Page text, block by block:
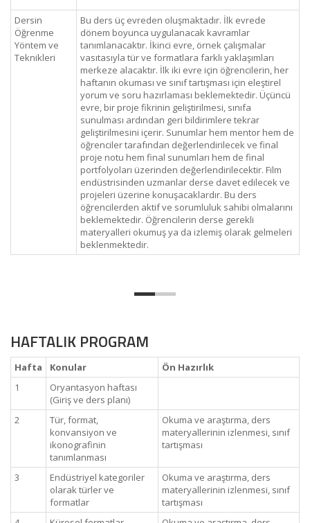
Dersin
Öğrenme
Yöntem ve
Teknikleri
Bu ders üç evreden oluşmaktadır. İlk evrede
dönem boyunca uygulanacak kavramlar
tanımlanacaktır. İkinci evre, örnek çalışmalar
vasıtasıyla tür ve formatlara farklı yaklaşımları
merkeze alacaktır. İlk iki evre için öğrencilerin, her
haftanın okuması ve sınıf tartışması için eleştirel
yorum ve soru hazırlaması beklemektedir. Üçüncü
evre, bir proje fikrinin geliştirilmesi, sınıfa
sunulması ardından geri bildirimlere tekrar
geliştirilmesini içerir. Sunumlar hem mentor hem de
öğrenciler tarafından değerlendirilecek ve final
proje notu hem final sunumları hem de final
portfolyoları üzerinden değerlendirilecektir. Film
endüstrisinden uzmanlar derse davet edilecek ve
projeleri üzerine konuşacaklardır. Bu ders
öğrencilerden aktif ve sorumluluk sahibi olmalarını
beklemektedir. Öğrencilerin derse gerekli
materyalleri okumuş ya da izlemiş olarak gelmeleri
beklenmektedir.
HAFTALIK PROGRAM
Hafta Konular
Ön Hazırlık
1
Oryantasyon haftası
(Giriş ve ders planı)
2
Tür, format,
konvansiyon ve
ikonografinin
tanımlanması
Okuma ve araştırma, ders
materyallerinin izlenmesi, sınıf
tartışması
3
Endüstriyel kategoriler
olarak türler ve
formatlar
Okuma ve araştırma, ders
materyallerinin izlenmesi, sınıf
tartışması